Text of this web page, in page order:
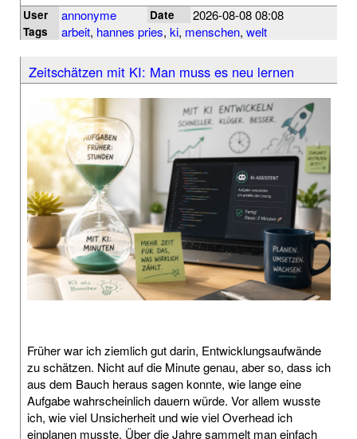
User annonyme Date 2026-08-08 08:08
Tags arbeit, hannes pries, ki, menschen, welt
Zeitschätzen mit KI: Man muss es neu lernen
Früher war ich ziemlich gut darin, Entwicklungsaufwände
zu schätzen. Nicht auf die Minute genau, aber so, dass ich
aus dem Bauch heraus sagen konnte, wie lange eine
Aufgabe wahrscheinlich dauern würde. Vor allem wusste
ich, wie viel Unsicherheit und wie viel Overhead ich
einplanen musste. Über die Jahre sammelt man einfach